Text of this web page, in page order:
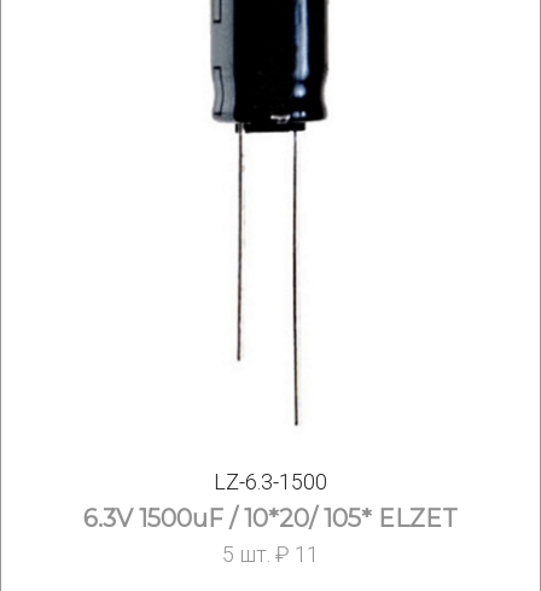
LZ-6.3-1500
6.3V 1500uF / 10*20/ 105* ELZET
5 шт. ₽ 11